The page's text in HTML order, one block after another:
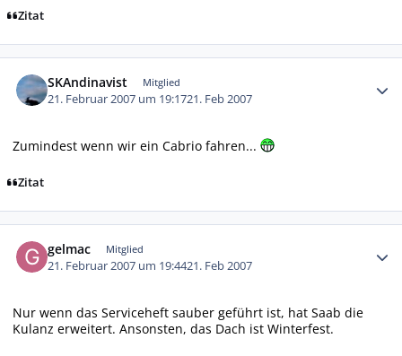
Zitat
SKAndinavist Mitglied
21. Februar 2007 um 19:1721. Feb 2007
Zumindest wenn wir ein Cabrio fahren...
Zitat
gelmac Mitglied
21. Februar 2007 um 19:4421. Feb 2007
Nur wenn das Serviceheft sauber geführt ist, hat Saab die
Kulanz erweitert. Ansonsten, das Dach ist Winterfest.